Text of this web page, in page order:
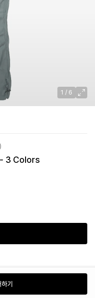
1 / 6
)
- 3 Colors
기